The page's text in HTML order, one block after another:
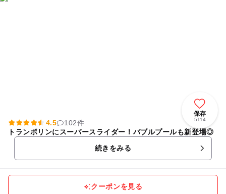
保存
5114
4.5
102件
トランポリンにスーパースライダー！バブルプールも新登場◎
続きをみる
クーポンを見る